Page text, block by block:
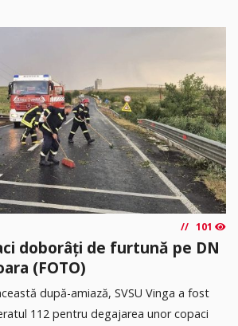
101
doborâți de furtună pe DN
(FOTO)
după-amiază, SVSU Vinga a fost
112 pentru degajarea unor copaci